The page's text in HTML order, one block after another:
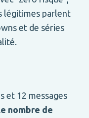
légitimes parlent
et de séries
et 12 messages
nombre de